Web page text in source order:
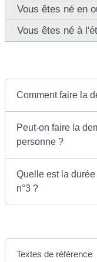
Vous êtes né en
Vous êtes né à
Comment faire la
Peut-on faire la
personne ?
Quelle est la
n°3 ?
Textes de référence